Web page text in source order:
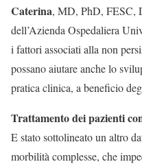
Caterina, MD, PhD, FESC,
dell’Azienda Ospedaliera
i fattori associati alla non
possano aiutare anche lo
pratica clinica, a beneficio
Trattamento dei pazienti
E stato sottolineato un altro
morbilità complesse, che